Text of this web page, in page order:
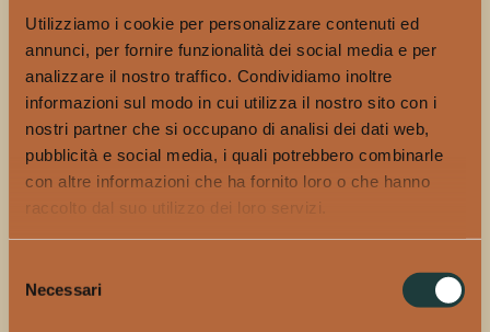
Utilizziamo i cookie per personalizzare contenuti ed
annunci, per fornire funzionalità dei social media e per
analizzare il nostro traffico. Condividiamo inoltre
informazioni sul modo in cui utilizza il nostro sito con i
nostri partner che si occupano di analisi dei dati web,
pubblicità e social media, i quali potrebbero combinarle
con altre informazioni che ha fornito loro o che hanno
raccolto dal suo utilizzo dei loro servizi.
delNecessari
solo un evento, ma la destinazione di un viaggio intriso
di mistero ed eleganza che celebrerà i protagonisti del
mondo del cinema e non solo. Gli ospiti selezionati
diventeranno a loro volta protagonisti di un percorso
esperienziale, come vere star che non hanno paura di
distinguersi all’interno del loro film personale.
tutti gli 11 giorni della Mostra, con presentazioni e